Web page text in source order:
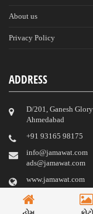
About us
Privacy Policy
ADDRESS
D/201, Ganesh
Ahmedabad
‎+91 93165 98175
info@jamawat.com
ads@jamawat.com
www.jamawat.com